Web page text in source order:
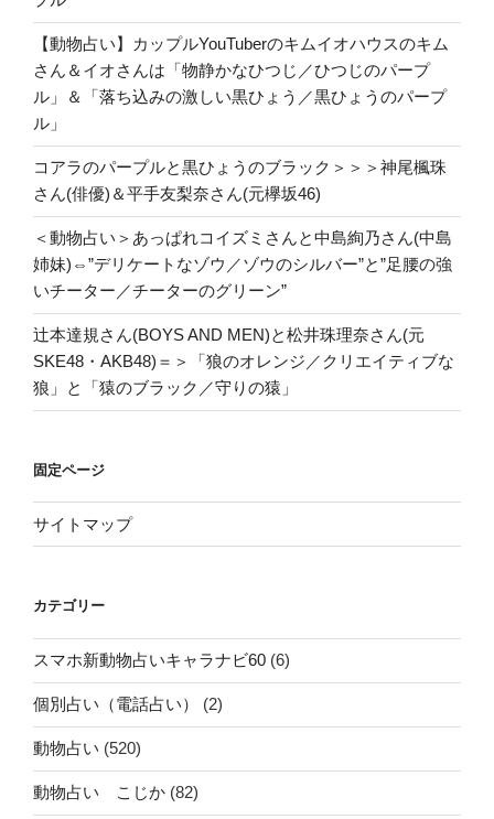
【動物占い】カップルYouTuberのキムイオハウスのキム
さん＆イオさんは「物静かなひつじ／ひつじのパープ
ル」＆「落ち込みの激しい黒ひょう／黒ひょうのパープ
ル」
コアラのパープルと黒ひょうのブラック＞＞＞神尾楓珠
さん(俳優)＆平手友梨奈さん(元欅坂46)
＜動物占い＞あっぱれコイズミさんと中島絢乃さん(中島
姉妹)⇔”デリケートなゾウ／ゾウのシルバー”と”足腰の強
いチーター／チーターのグリーン”
辻本達規さん(BOYS AND MEN)と松井珠理奈さん(元
SKE48・AKB48)＝＞「狼のオレンジ／クリエイティブな
狼」と「猿のブラック／守りの猿」
固定ページ
サイトマップ
カテゴリー
スマホ新動物占いキャラナビ60 (6)
個別占い（電話占い） (2)
動物占い (520)
動物占い こじか (82)